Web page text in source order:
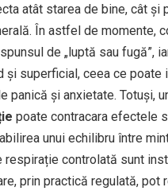
atât starea de bine, cât și
În astfel de momente,
de „luptă sau fugă”,
și superficial, ceea ce poate
panică și anxietate. Totuși,
poate contracara efectele
unui echilibru între
respirație controlată sunt
prin practică regulată, pot